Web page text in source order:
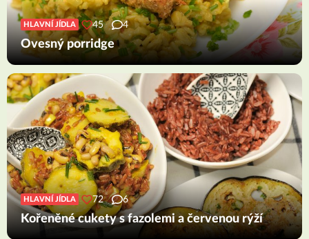
HLAVNÍ JÍDLA 45 4
Ovesný porridge
HLAVNÍ JÍDLA 72 6
Kořeněné cukety s fazolemi a červenou rýží